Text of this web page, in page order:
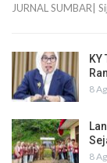
JURNAL SUMBAR|
8
8